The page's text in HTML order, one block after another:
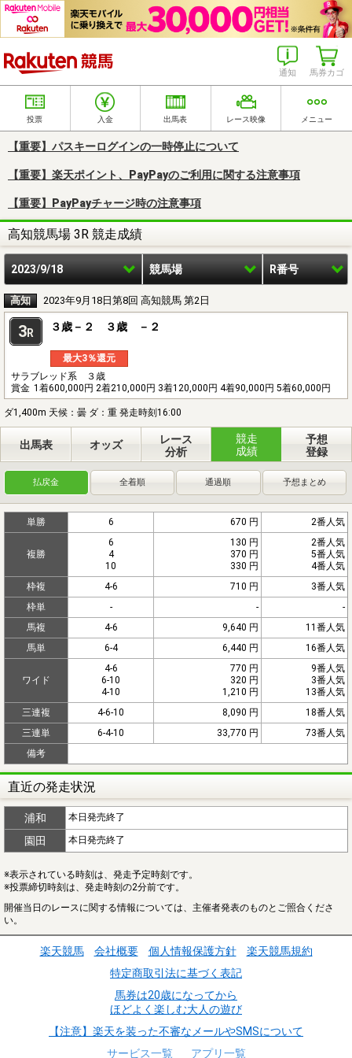
馬券カゴ
通知
投票 入金 出馬表 レース映像 メニュー
【重要】パスキーログインの一時停止について
【重要】楽天ポイント、PayPayのご利用に関する注意事項
【重要】PayPayチャージ時の注意事項
高知競馬場 3R 競走成績
2023/9/18 競馬場 R番号
高知 2023年9月18日第8回 高知競馬 第2日
3R ３歳－２ ３歳 －２
最大3％還元
サラブレッド系 ３歳
賞金 1着600,000円 2着210,000円 3着120,000円 4着90,000円 5着60,000円
ダ1,400m 天候：曇 ダ：重 発走時刻16:00
出馬表 オッズ
レース
分析
競走
成績
予想
登録
払戻金 全着順 通過順 予想まとめ
単勝 6 670 円 2番人気
複勝
6
4
10
130 円
370 円
330 円
2番人気
5番人気
4番人気
枠複
4-6 710 円
3番人気
枠単
- -
-
馬複
4-6 9,640 円
11番人気
馬単
6-4 6,440 円 16番人気
ワイド
4-6
6-10
4-10
770 円
320 円
1,210 円
9番人気
3番人気
13番人気
三連複
4-6-10 8,090 円
18番人気
三連単
6-4-10 33,770 円
73番人気
備考
直近の発走状況
浦和 本日発売終了
園田 本日発売終了
※表示されている時刻は、発走予定時刻です。
※投票締切時刻は、発走時刻の2分前です。
開催当日のレースに関する情報については、主催者発表のものとご照合くださ
い。
楽天競馬 会社概要 個人情報保護方針
楽天競馬規約
特定商取引法に基づく表記
馬券は20歳になってから
ほどよく楽しむ大人の遊び
【注意】楽天を装った不審なメールやSMSについて
サービス一覧
アプリ一覧